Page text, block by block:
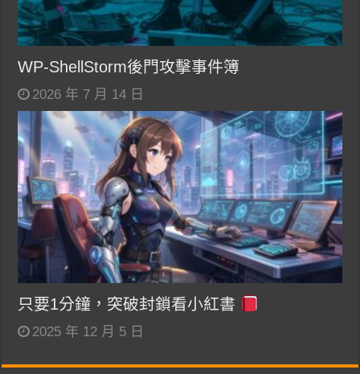
WP-ShellStorm後門攻擊事件簿
2026 年 7 月 14 日
只要1分鐘，突破封鎖看小紅書
2025 年 12 月 5 日